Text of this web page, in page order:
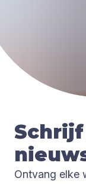
Ontvang elke